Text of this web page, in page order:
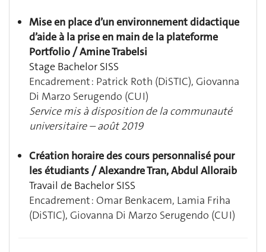
Mise en place d’un environnement didactique
d’aide à la prise en main de la plateforme
Portfolio / Amine Trabelsi
Stage Bachelor SISS
Encadrement : Patrick Roth (DiSTIC), Giovanna
Di Marzo Serugendo (CUI)
Service mis à disposition de la communauté
universitaire – août 2019
Création horaire des cours personnalisé pour
les étudiants / Alexandre Tran, Abdul Alloraib
Travail de Bachelor SISS
Encadrement : Omar Benkacem, Lamia Friha
(DiSTIC), Giovanna Di Marzo Serugendo (CUI)